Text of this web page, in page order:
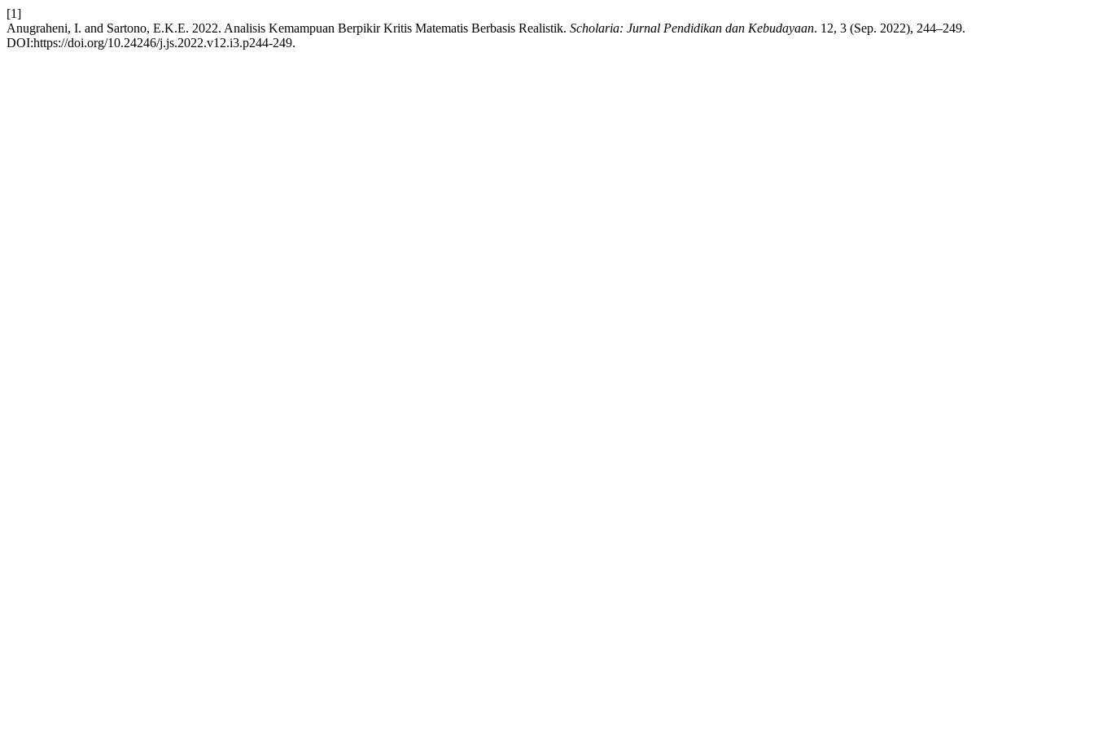
[1]
Anugraheni, I. and Sartono, E.K.E. 2022. Analisis Kemampuan Berpikir Kritis Matematis Berbasis Realistik. Scholaria: Jurnal Pendidikan dan Kebudayaan. 12, 3 (Sep. 2022), 244–249.
DOI:https://doi.org/10.24246/j.js.2022.v12.i3.p244-249.